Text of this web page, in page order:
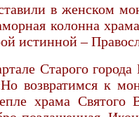
в женском
колонна
истинной –
Старого
возвратимся к
храма